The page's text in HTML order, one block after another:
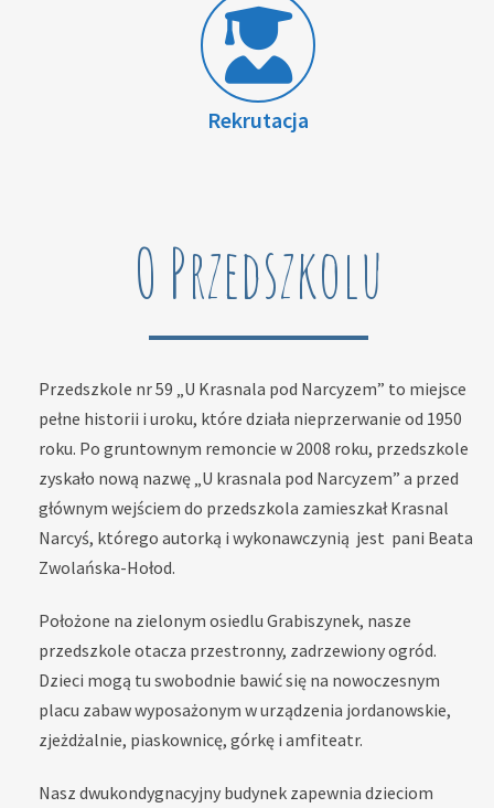
Rekrutacja
O Przedszkolu
Przedszkole nr 59 „U Krasnala pod Narcyzem” to miejsce
pełne historii i uroku, które działa nieprzerwanie od 1950
roku. Po gruntownym remoncie w 2008 roku, przedszkole
zyskało nową nazwę „U krasnala pod Narcyzem” a przed
głównym wejściem do przedszkola zamieszkał Krasnal
Narcyś, którego autorką i wykonawczynią jest pani Beata
Zwolańska-Hołod.
Położone na zielonym osiedlu Grabiszynek, nasze
przedszkole otacza przestronny, zadrzewiony ogród.
Dzieci mogą tu swobodnie bawić się na nowoczesnym
placu zabaw wyposażonym w urządzenia jordanowskie,
zjeżdżalnie, piaskownicę, górkę i amfiteatr.
Nasz dwukondygnacyjny budynek zapewnia dzieciom